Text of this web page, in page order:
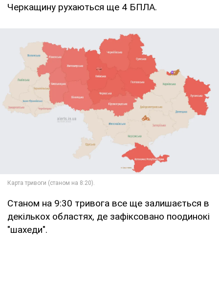
Черкащину рухаються ще 4 БПЛА.
Станом на 9:30 тривога все ще залишається в
декількох областях, де зафіксовано поодинокі
"шахеди".